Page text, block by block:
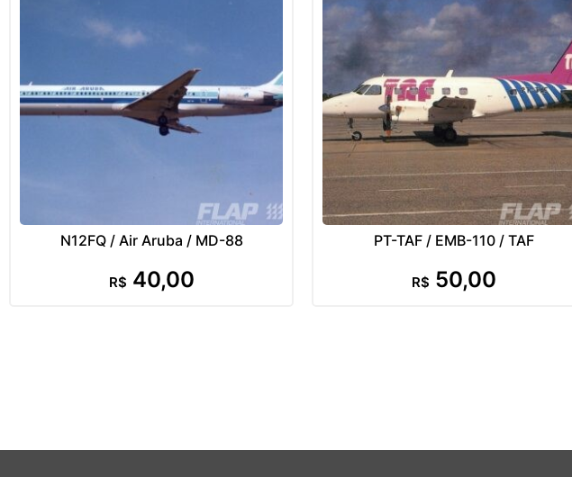
N12FQ / Air Aruba / MD-88
R$ 40,00
PT-TAF / EMB-110 / TAF
R$ 50,00